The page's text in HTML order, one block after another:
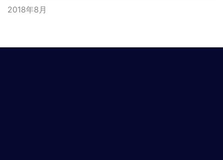
2018年8月